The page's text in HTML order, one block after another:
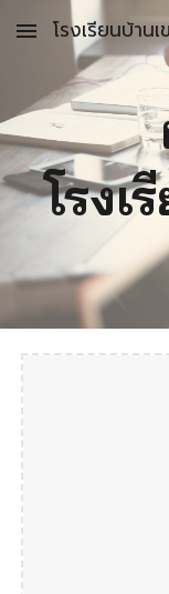
Skip to main
โรงเรียนบ้านเ
โรงเ